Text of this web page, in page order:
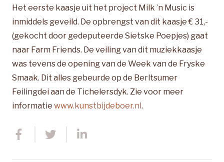
Het eerste kaasje uit het project Milk ’n Music is
inmiddels geveild. De opbrengst van dit kaasje € 31,-
(gekocht door gedeputeerde Sietske Poepjes) gaat
naar Farm Friends. De veiling van dit muziekkaasje
was tevens de opening van de Week van de Fryske
Smaak. Dit alles gebeurde op de Berltsumer
Feilingdei aan de Tichelersdyk. Zie voor meer
informatie www.kunstbijdeboer.nl .